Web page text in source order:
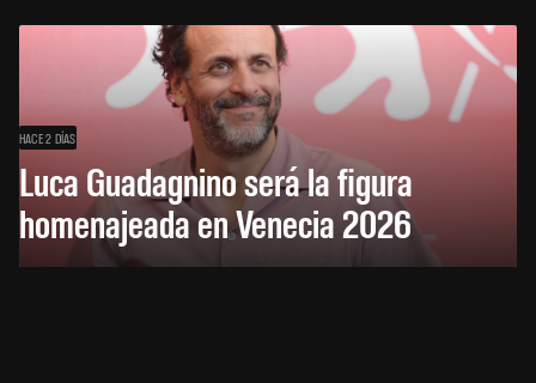
HACE 2 DÍAS
Luca Guadagnino será la figura
homenajeada en Venecia 2026